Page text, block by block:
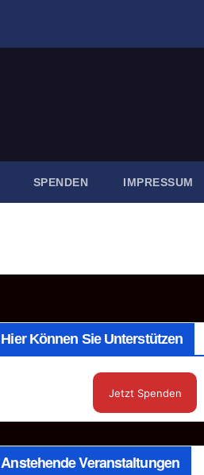
SPENDEN IMPRESSUM
Hier Können Sie Unterstützen
Jetzt Spenden
Anstehende Veranstaltungen